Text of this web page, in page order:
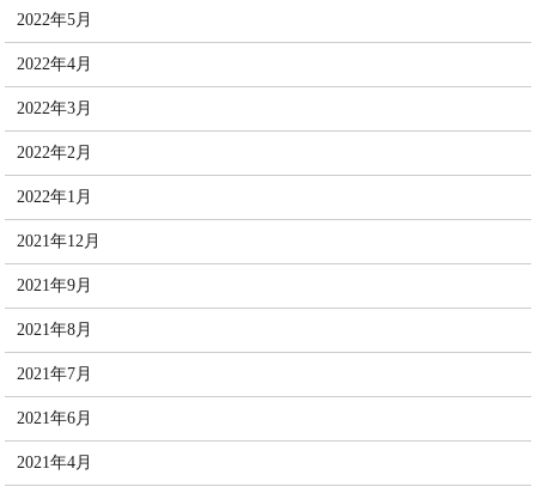
2022年5月
2022年4月
2022年3月
2022年2月
2022年1月
2021年12月
2021年9月
2021年8月
2021年7月
2021年6月
2021年4月